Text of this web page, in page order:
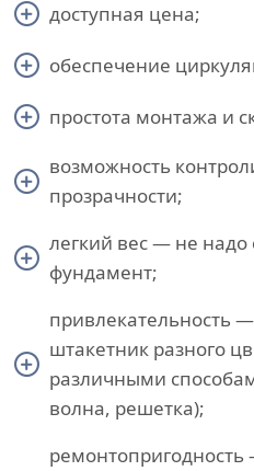
доступная цена;
обеспечение
простота монтажа и
возможность
прозрачности;
легкий вес — не
фундамент;
привлекательность
штакетник разного
различными
волна, решетка);